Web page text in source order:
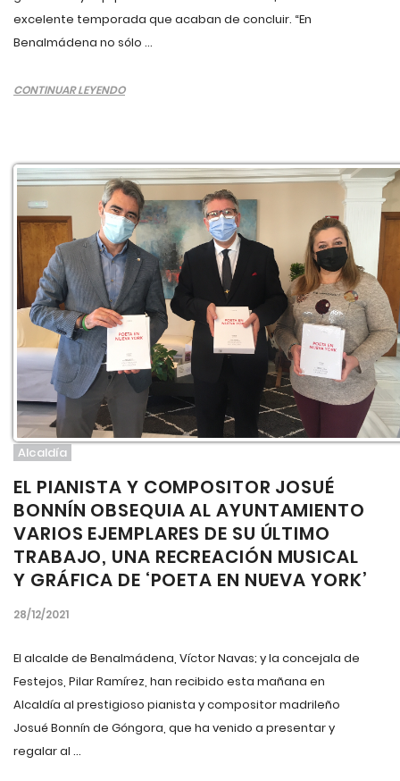
excelente temporada que acaban de concluir. “En
Benalmádena no sólo ...
CONTINUAR LEYENDO
Alcaldía
EL PIANISTA Y COMPOSITOR JOSUÉ
BONNÍN OBSEQUIA AL AYUNTAMIENTO
VARIOS EJEMPLARES DE SU ÚLTIMO
TRABAJO, UNA RECREACIÓN MUSICAL
Y GRÁFICA DE ‘POETA EN NUEVA YORK’
28/12/2021
El alcalde de Benalmádena, Víctor Navas; y la concejala de
Festejos, Pilar Ramírez, han recibido esta mañana en
Alcaldía al prestigioso pianista y compositor madrileño
Josué Bonnín de Góngora, que ha venido a presentar y
regalar al ...